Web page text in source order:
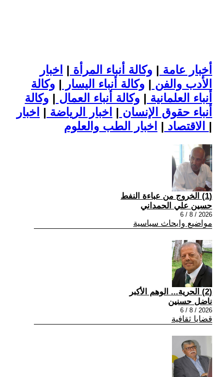
أخبار عامة | وكالة أنباء المرأة | اخبار
الأدب والفن | وكالة أنباء اليسار | وكالة
أنباء العلمانية | وكالة أنباء العمال | وكالة
أنباء حقوق الإنسان | اخبار الرياضة | اخبار
الاقتصاد | |
(1) الخروج من عباءة النفط
حسين علي الحمداني
2026 / 8 / 6
مواضيع وابحاث سياسية
(2) الحرية... الوهم الأكبر
ناضل حسنين
2026 / 8 / 6
قضايا ثقافية